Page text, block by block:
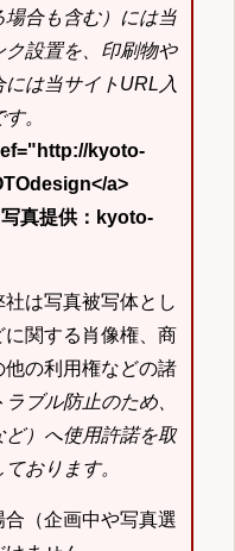
場合も含む）には当
設置を、印刷物や
は当サイトURL入
。
kyoto-
a>
写真提供：kyoto-
は写真被写体とし
関する肖像権、商
の利用権などの諸
ラブル防止のため、
）へ使用許諾を取
おります。
（企画中や写真選